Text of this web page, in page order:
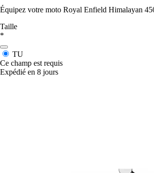
Équipez votre moto Royal Enfield Himalayan
Taille
*
TU
Ce champ est requis
Expédié en 8 jours